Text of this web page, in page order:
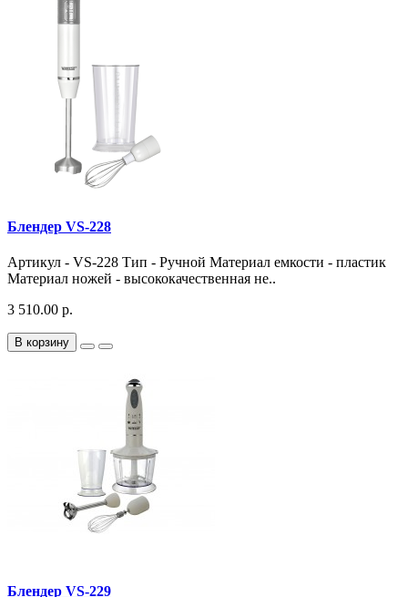
Блендер VS-228
Артикул - VS-228 Тип - Ручной Материал емкости - пластик
Материал ножей - высококачественная не..
3 510.00 р.
В корзину
Блендер VS-229